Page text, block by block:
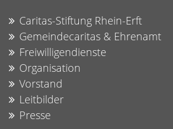
Caritas-Stiftung Rhein-Erft
Gemeindecaritas & Ehrenamt
Freiwilligendienste
Organisation
Vorstand
Leitbilder
Presse